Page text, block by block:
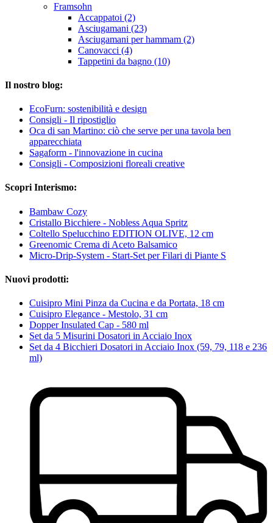
Framsohn
Accappatoi (2)
Asciugamani (23)
Asciugamani per hammam (2)
Canovacci (4)
Tappetini da bagno (10)
Il nostro blog:
EcoFurn: sostenibilità e design
Consigli - Il ripostiglio
Oca di san Martino: ciò che serve per una tavola ben
apparecchiata
Sagaform - l'innovazione in cucina
Consigli - Composizioni floreali creative
Scopri Interismo:
Bambaw Cozy
Cristallo Bicchiere - Nobless Aqua Spritz
Coltello Spelucchino EDITION OLIVE, 12 cm
Greenomic Crema di Aceto Balsamico
Micro-Drip-System - Start-Set per Filari di Piante S
Nuovi prodotti:
Cuisipro Mini Pinza da Cucina e da Portata, 18 cm
Cuisipro Elegance - Mestolo, 31 cm
Dopper Insulated Cap - 580 ml
Set da 5 Misurini Dosatori in Acciaio Inox
Set da 4 Bicchieri Dosatori in Acciaio Inox (59, 79, 118 e 236
ml)